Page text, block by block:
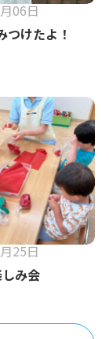
06日
つけたよ！
25日
み会